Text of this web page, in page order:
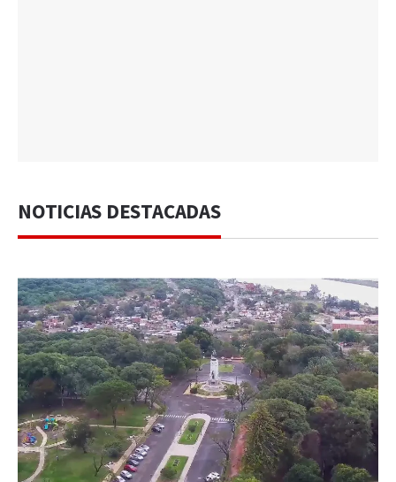
NOTICIAS DESTACADAS